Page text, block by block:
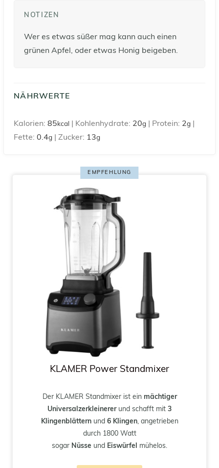
NOTIZEN
Wer es etwas süßer mag kann auch einen
grünen Apfel, oder etwas Honig beigeben.
NÄHRWERTE
Kalorien: 85 kcal Kohlenhydrate: 20g Protein: 2g
Fette: 0.4g Zucker: 13g
EMPFEHLUNG
KLAMER Power Standmixer
Der KLAMER Standmixer ist ein mächtiger
Universalzerkleinererund schafft mit 3
Klingenblätternund 6 Klingen, angetrieben
durch 1800 Watt
sogar Nüsse und Eiswürfel mühelos.